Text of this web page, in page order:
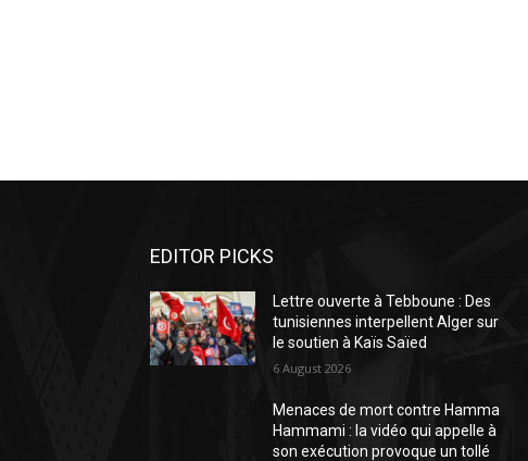
EDITOR PICKS
Lettre ouverte à Tebboune : Des
tunisiennes interpellent Alger sur
le soutien à Kaïs Saïed
6 August 2026
Menaces de mort contre Hamma
Hammami : la vidéo qui appelle à
son exécution provoque un tollé